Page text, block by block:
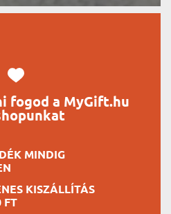
fogod a MyGift.hu
MINDIG
KISZÁLLÍTÁS
FT